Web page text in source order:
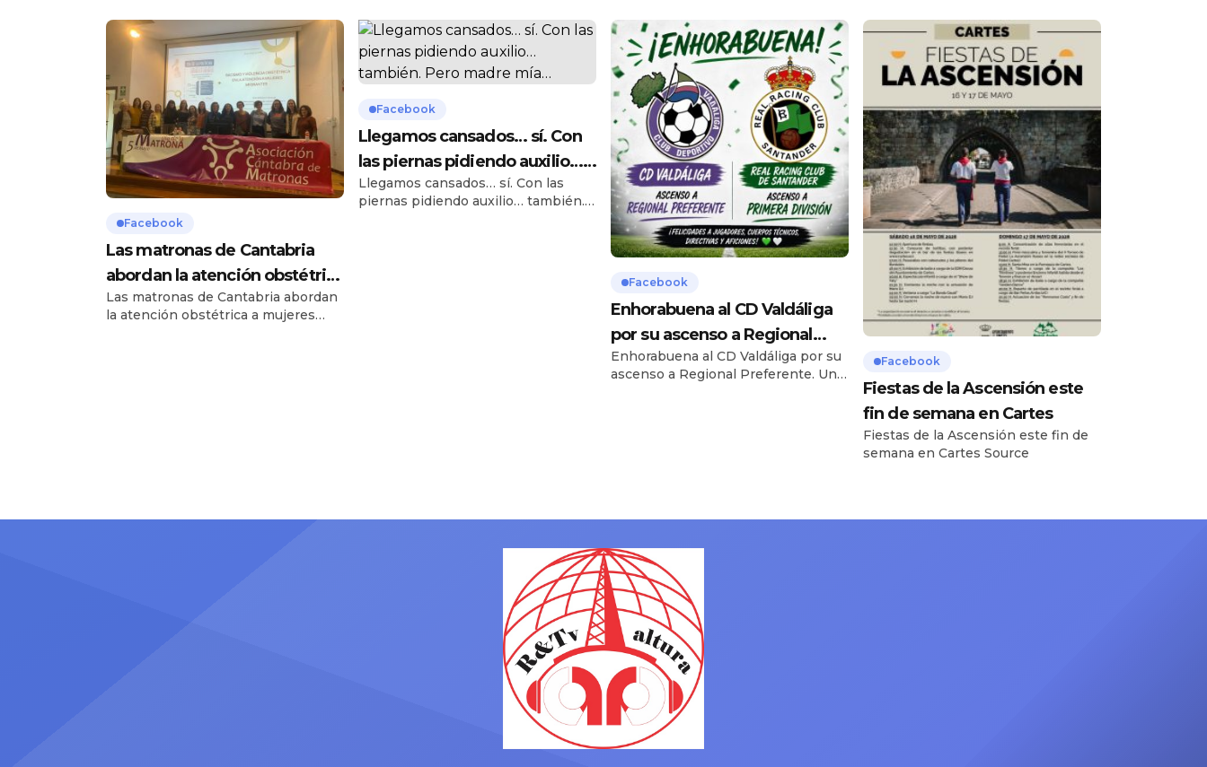
Facebook
Las matronas de Cantabria
abordan la atención obstétrica
a mujeres migrantes y v…
Las matronas de Cantabria abordan
la atención obstétrica a mujeres
Facebook
Llegamos cansados… sí. Con
las piernas pidiendo auxilio…
también. Pero madre mía…
Llegamos cansados… sí. Con las
piernas pidiendo auxilio… también.
Facebook
Enhorabuena al CD Valdáliga
por su ascenso a Regional
Preferente. Una temporada …
Enhorabuena al CD Valdáliga por su
ascenso a Regional Preferente. Una
por su ascenso a Primera División.
Facebook
Fiestas de la Ascensión este
fin de semana en Cartes
Fiestas de la Ascensión este fin de
semana en Cartes Source